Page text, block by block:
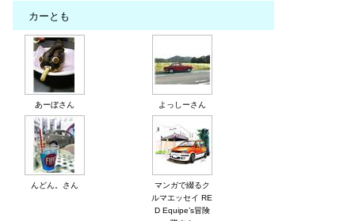
カーとも
あーぼさん よっしーさん
んどん。さん
マンガで綴るク
ルマエッセイ RE
D Equipe’s冒険